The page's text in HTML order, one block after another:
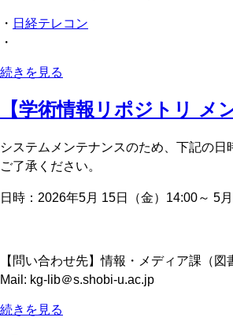
・ 日経テレコン
・
続きを見る
【学術情報リポジトリ
システムメンテナンスのため、下記の日
ご了承ください。
日時：2026年5月 15日（金）14:00～ 5月
【問い合わせ先】情報・メディア課（図
Mail: kg-lib＠s.shobi-u.ac.jp
続きを見る